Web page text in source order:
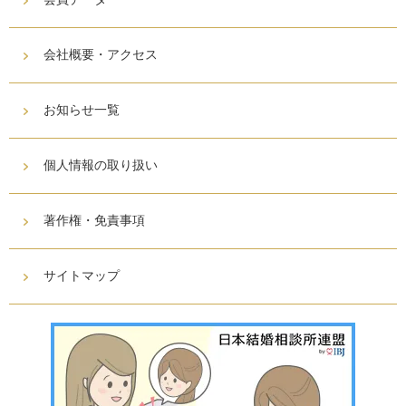
会社概要・アクセス
お知らせ一覧
個人情報の取り扱い
著作権・免責事項
サイトマップ